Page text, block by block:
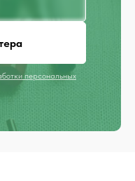
персональных